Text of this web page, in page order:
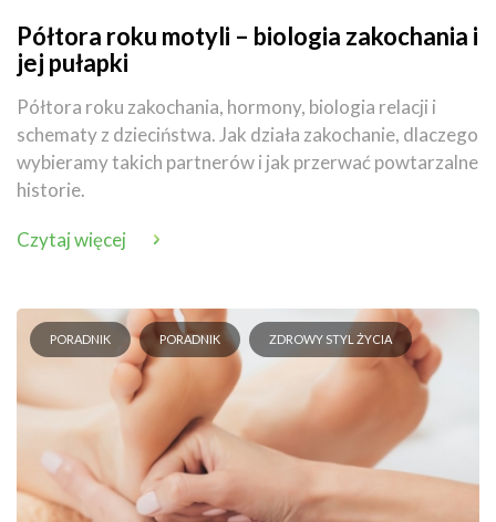
Półtora roku motyli – biologia zakochania i
jej pułapki
Półtora roku zakochania, hormony, biologia relacji i
schematy z dzieciństwa. Jak działa zakochanie, dlaczego
wybieramy takich partnerów i jak przerwać powtarzalne
historie.
Czytaj więcej
PORADNIK PORADNIK ZDROWY STYL ŻYCIA